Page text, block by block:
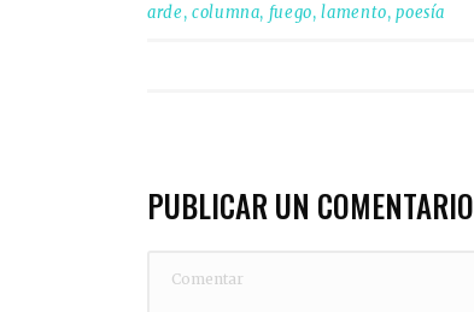
arde, columna, fuego,lamento,poesía
PUBLICAR UN COMENTARIO